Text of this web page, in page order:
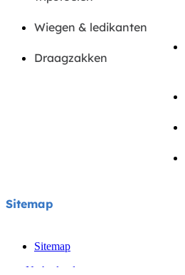
Wiegen & ledikanten
Draagzakken
Sitemap
Sitemap
Netherlands